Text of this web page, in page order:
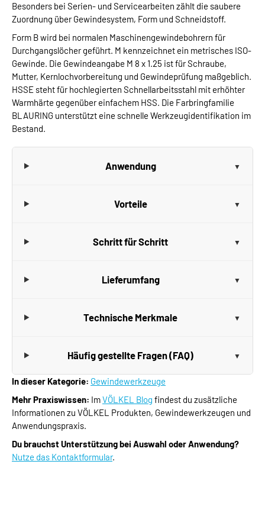
Besonders bei Serien- und Servicearbeiten zählt die saubere
Zuordnung über Gewindesystem, Form und Schneidstoff.
Form B wird bei normalen Maschinengewindebohrern für
Durchgangslöcher geführt. M kennzeichnet ein metrisches ISO-
Gewinde. Die Gewindeangabe M 8 x 1.25 ist für Schraube,
Mutter, Kernlochvorbereitung und Gewindeprüfung maßgeblich.
HSSE steht für hochlegierten Schnellarbeitsstahl mit erhöhter
Warmhärte gegenüber einfachem HSS. Die Farbringfamilie
BLAURING unterstützt eine schnelle Werkzeugidentifikation im
Bestand.
Anwendung
Vorteile
Schritt für Schritt
Lieferumfang
Technische Merkmale
Häufig gestellte Fragen (FAQ)
In dieser Kategorie: Gewindewerkzeuge
Mehr Praxiswissen: ImVÖLKEL Blog findest du zusätzliche
Informationen zu VÖLKEL Produkten, Gewindewerkzeugen und
Anwendungspraxis.
Du brauchst Unterstützung bei Auswahl oder Anwendung?
Nutze das Kontaktformular.